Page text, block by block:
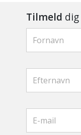
Tilmeld